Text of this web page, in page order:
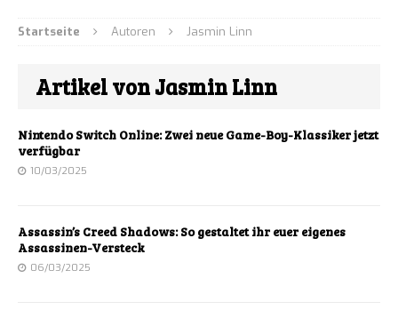
Startseite Autoren Jasmin Linn
Artikel von Jasmin Linn
Nintendo Switch Online: Zwei neue Game-Boy-Klassiker jetzt
verfügbar
10/03/2025
Assassin’s Creed Shadows: So gestaltet ihr euer eigenes
Assassinen-Versteck
06/03/2025